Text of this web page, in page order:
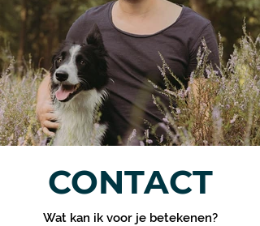
CONTACT
Wat kan ik voor je betekenen?